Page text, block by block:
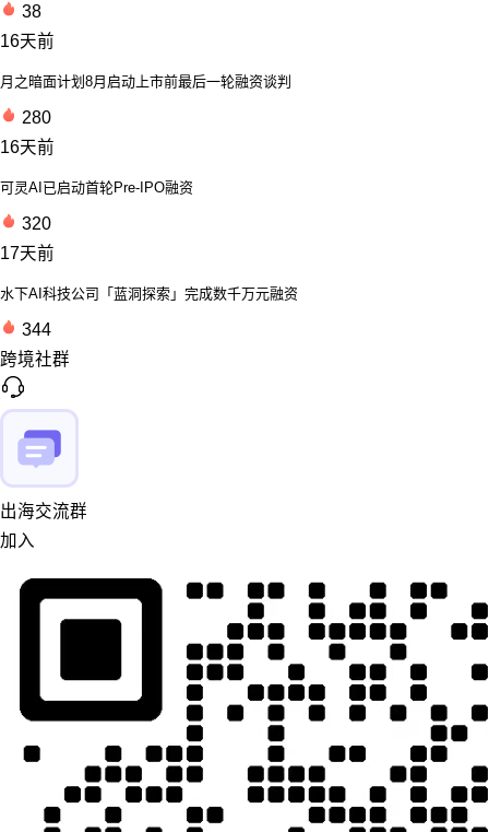
38
16天前
月之暗面计划8月启动上市前最后一轮融资谈判
280
16天前
可灵AI已启动首轮Pre-IPO融资
320
17天前
水下AI科技公司「蓝洞探索」完成数千万元融资
344
跨境社群
出海交流群
加入